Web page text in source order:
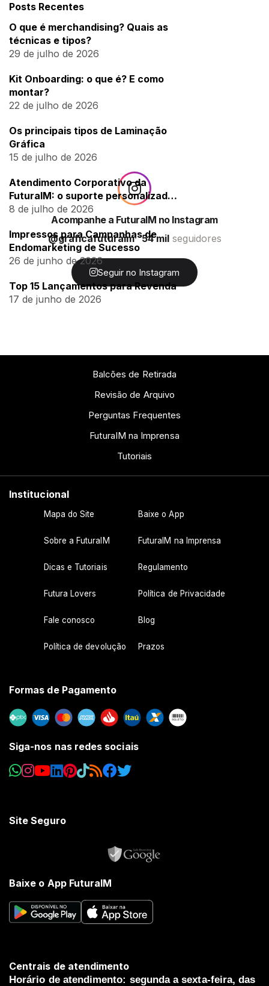
Posts Recentes
O que é merchandising? Quais as
técnicas e tipos?
29 de julho de 2026
Kit Onboarding: o que é? E como
montar?
22 de julho de 2026
Os principais tipos de Laminação
Gráfica
15 de julho de 2026
Atendimento Corporativo da
FuturaIM: o suporte personalizado
para empresas
8 de julho de 2026
Impressos para Campanhas de
Endomarketing de Sucesso
26 de junho de 2026
Top 15 Lançamentos para Revenda
17 de junho de 2026
Acompanhe a FuturaIM no Instagram
@graficafuturaim 54 milseguidores
Seguir no Instagram
Balcões de Retirada
Revisão de Arquivo
Perguntas Frequentes
FuturaIM na Imprensa
Tutoriais
Institucional
Mapa do Site Baixe o App
Sobre a FuturaIM FuturaIM na Imprensa
Dicas e Tutoriais Regulamento
Futura Lovers Política de Privacidade
Fale conosco Blog
Política de devolução Prazos
Formas de Pagamento
Siga-nos nas redes sociais
Site Seguro
Baixe o App FuturaIM
Centrais de atendimento
Horário de atendimento: segunda a sexta-feira, das